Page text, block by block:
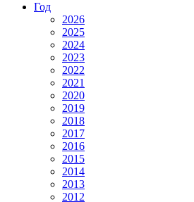
Год
2026
2025
2024
2023
2022
2021
2020
2019
2018
2017
2016
2015
2014
2013
2012